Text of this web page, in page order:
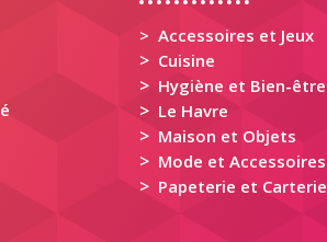
> Accessoires et Jeux
> Cuisine
> Hygiène et Bien-être
> Le Havre
> Maison et Objets
> Mode et Accessoires
> Papeterie et Carterie